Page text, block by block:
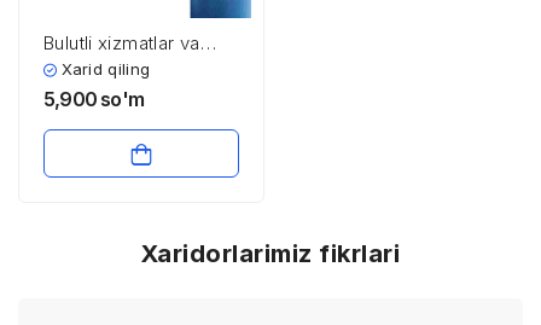
Bulutli xizmatlar va
ularning afzalliklari
Xarid qiling
5,900 so'm
Xaridorlarimiz fikrlari